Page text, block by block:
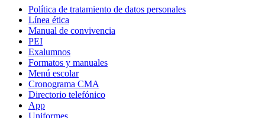
Política de tratamiento de datos personales
Línea ética
Manual de convivencia
PEI
Exalumnos
Formatos y manuales
Menú escolar
Cronograma CMA
Directorio telefónico
App
Uniformes